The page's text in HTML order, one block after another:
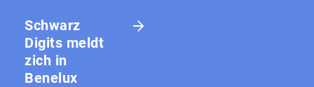
Schwarz
Digits meldt
zich in
Benelux